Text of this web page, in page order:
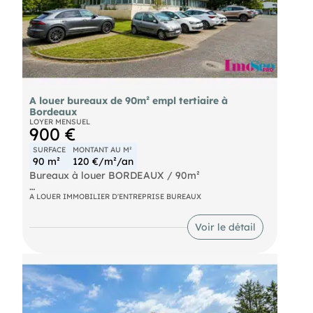
A louer bureaux de 90m² empl tertiaire à
Bordeaux
LOYER MENSUEL
900 €
SURFACE
90 m²
MONTANT AU M²
120 €/m²/an
Bureaux à louer BORDEAUX / 90m²
Situés au cœur du secteur tertiaire de Bordeaux-
transports en commun (tramway ligne C et bus)
ainsi qu'à l'ensemble des services (restauration,
hôtellerie, commerces), bureaux à louer d'environ
parking clos avec de nombreuses places de
stationnements. Possibilité d'ERP.
A LOUER IMMOBILIER D'ENTREPRISE BUREAUX
Voir le détail